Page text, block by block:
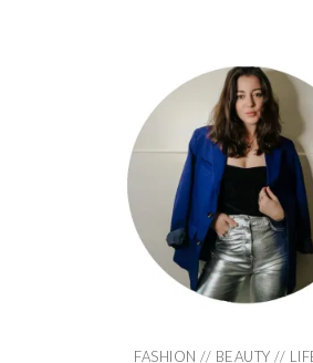
FASHION // BEAUTY //